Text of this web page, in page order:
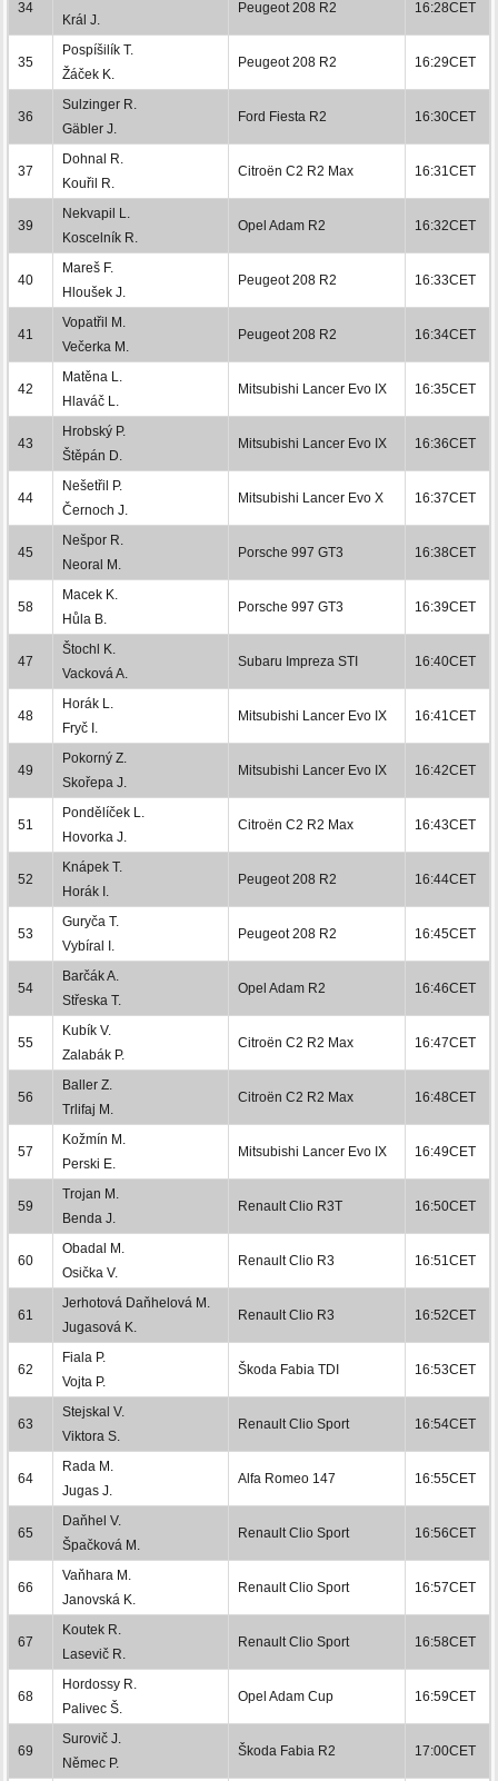
34
Král J.
Peugeot 208 R2 16:28CET
35
Pospíšilík T.
Žáček K.
Peugeot 208 R2 16:29CET
36
Sulzinger R.
Gäbler J.
Ford Fiesta R2 16:30CET
37
Dohnal R.
Kouřil R.
Citroën C2 R2 Max 16:31CET
39
Nekvapil L.
Koscelník R.
Opel Adam R2 16:32CET
40
Mareš F.
Hloušek J.
Peugeot 208 R2 16:33CET
41
Vopatřil M.
Večerka M.
Peugeot 208 R2 16:34CET
42
Matěna L.
Hlaváč L.
Mitsubishi Lancer Evo IX 16:35CET
43
Hrobský P.
Štěpán D.
Mitsubishi Lancer Evo IX 16:36CET
44
Nešetřil P.
Černoch J.
Mitsubishi Lancer Evo X 16:37CET
45
Nešpor R.
Neoral M.
Porsche 997 GT3 16:38CET
58
Macek K.
Hůla B.
Porsche 997 GT3 16:39CET
47
Štochl K.
Vacková A.
Subaru Impreza STI 16:40CET
48
Horák L.
Fryč I.
Mitsubishi Lancer Evo IX 16:41CET
49
Pokorný Z.
Skořepa J.
Mitsubishi Lancer Evo IX 16:42CET
51
Pondělíček L.
Hovorka J.
Citroën C2 R2 Max 16:43CET
52
Knápek T.
Horák I.
Peugeot 208 R2 16:44CET
53
Guryča T.
Vybíral I.
Peugeot 208 R2 16:45CET
54
Barčák A.
Střeska T.
Opel Adam R2 16:46CET
55
Kubík V.
Zalabák P.
Citroën C2 R2 Max 16:47CET
56
Baller Z.
Trlifaj M.
Citroën C2 R2 Max 16:48CET
57
Kožmín M.
Perski E.
Mitsubishi Lancer Evo IX 16:49CET
59
Trojan M.
Benda J.
Renault Clio R3T 16:50CET
60
Obadal M.
Osička V.
Renault Clio R3 16:51CET
61
Jerhotová Daňhelová M.
Jugasová K.
Renault Clio R3 16:52CET
62
Fiala P.
Vojta P.
Škoda Fabia TDI 16:53CET
63
Stejskal V.
Viktora S.
Renault Clio Sport 16:54CET
64
Rada M.
Jugas J.
Alfa Romeo 147 16:55CET
65
Daňhel V.
Špačková M.
Renault Clio Sport 16:56CET
66
Vaňhara M.
Janovská K.
Renault Clio Sport 16:57CET
67
Koutek R.
Lasevič R.
Renault Clio Sport 16:58CET
68
Hordossy R.
Palivec Š.
Opel Adam Cup 16:59CET
69
Surovič J.
Němec P.
Škoda Fabia R2 17:00CET